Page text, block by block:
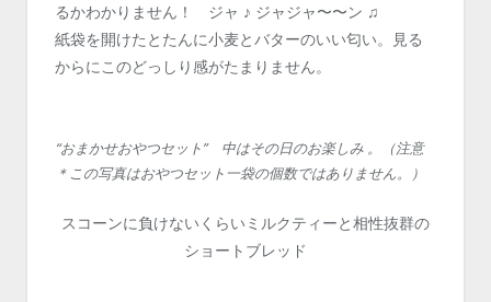
るかわかりません！ ジャ ♪ ジャジャ〜〜ン ♫
紙袋を開けたとたんに小麦とバターのいい匂い。見る
からにこのどっしり感がたまりません。
“おまかせおやつセット” 中はその日のお楽しみ 。（注意
＊この写真はおやつセット一袋の個数ではありません。）
スコーンに負けないくらいミルクティーと相性抜群の
ショートブレッド